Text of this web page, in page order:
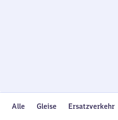
Alle Gleise Ersatzverkehr